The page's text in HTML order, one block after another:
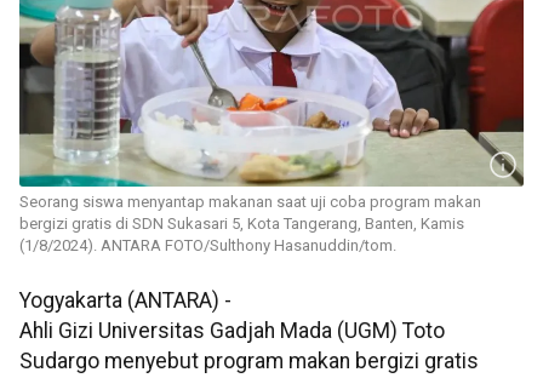
Seorang siswa menyantap makanan saat uji coba program makan
bergizi gratis di SDN Sukasari 5, Kota Tangerang, Banten, Kamis
(1/8/2024). ANTARA FOTO/Sulthony Hasanuddin/tom.
Yogyakarta (ANTARA) -
Ahli Gizi Universitas Gadjah Mada (UGM) Toto
Sudargo menyebut program makan bergizi gratis